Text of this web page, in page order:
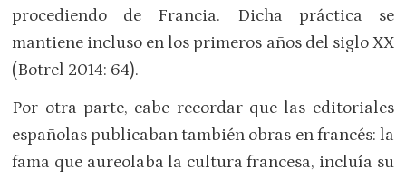
procediendo de Francia. Dicha práctica se
mantiene incluso en los primeros años del siglo XX
(Botrel 2014: 64).
Por otra parte, cabe recordar que las editoriales
españolas publicaban también obras en francés: la
fama que aureolaba la cultura francesa, incluía su